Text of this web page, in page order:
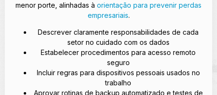
menor porte, alinhadas à orientação para prevenir perdas
empresariais.
Descrever claramente responsabilidades de cada
setor no cuidado com os dados
Estabelecer procedimentos para acesso remoto
seguro
Incluir regras para dispositivos pessoais usados no
trabalho
Aprovar rotinas de backup automatizado e testes de